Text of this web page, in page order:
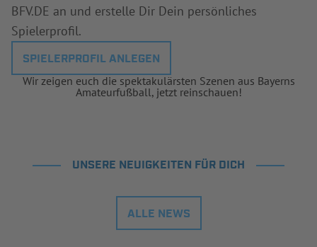
BFV.DE an und erstelle Dir Dein persönliches
Spielerprofil.
SPIELERPROFIL ANLEGEN
Wir zeigen euch die spektakulärsten Szenen aus Bayerns
Amateurfußball, jetzt reinschauen!
UNSERE NEUIGKEITEN FÜR DICH
ALLE NEWS